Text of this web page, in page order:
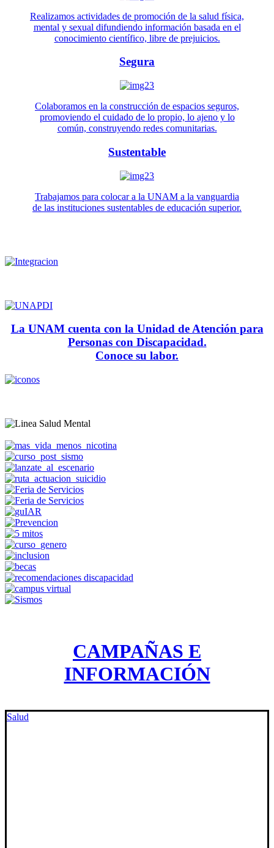
Realizamos actividades de promoción de la salud física,
mental y sexual difundiendo información basada en el
conocimiento científico, libre de prejuicios.
Segura
Colaboramos en la construcción de espacios seguros,
promoviendo el cuidado de lo propio, lo ajeno y lo
común, construyendo redes comunitarias.
Sustentable
Trabajamos para colocar a la UNAM a la vanguardia
de las instituciones sustentables de educación superior.
La UNAM cuenta con la Unidad de Atención para
Personas con Discapacidad.
Conoce su labor.
CAMPAÑAS E
INFORMACIÓN
Salud